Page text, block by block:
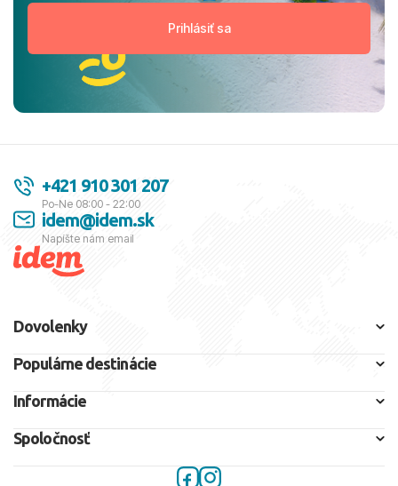
+421 910 301 207
Po-Ne 08:00 - 22:00
idem@idem.sk
Napíšte nám email
Dovolenky
Populárne destinácie
Informácie
Spoločnosť